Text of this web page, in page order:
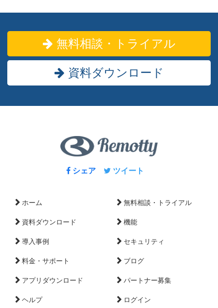
無料相談・トライアル
資料ダウンロード
シェア ツイート
ホーム 無料相談・トライアル
資料ダウンロード 機能
導入事例 セキュリティ
料金・サポート ブログ
アプリダウンロード パートナー募集
ヘルプ ログイン